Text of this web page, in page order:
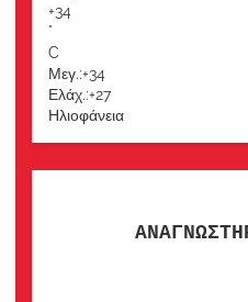
+34
°
C
Μεγ.:+34
Ελάχ.:+27
Ηλιοφάνεια